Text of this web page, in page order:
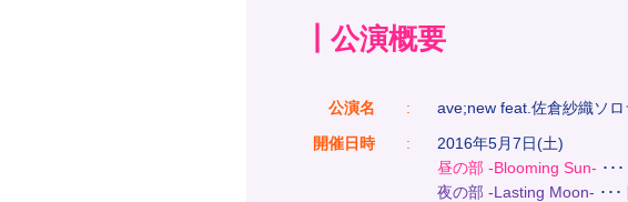
┃公演概要
公演名 :
ave;new feat.佐倉紗織ソ
開催日時:
2016年5月7日(土)
昼の部 -Blooming Sun- ･･
夜の部 -Lasting Moon- ･･